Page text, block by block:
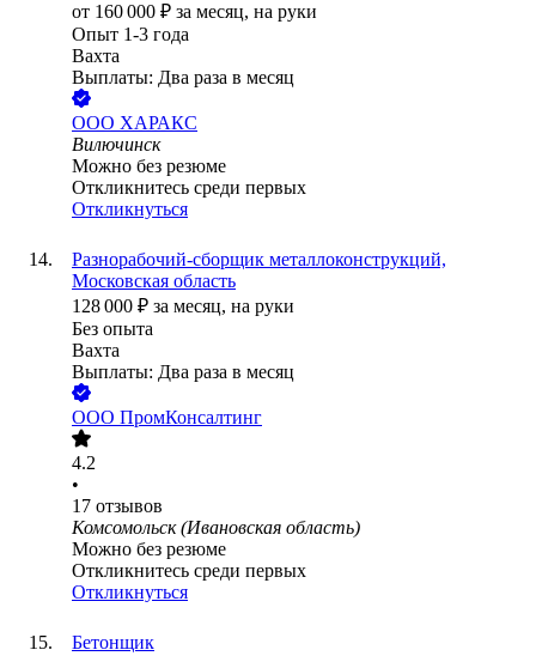
от 160 000 ₽ за месяц, на руки
Опыт 1-3 года
Вахта
Выплаты: Два раза в месяц
ООО ХАРАКС
Вилючинск
Можно без резюме
Откликнитесь среди первых
Откликнуться
Разнорабочий-сборщик металлоконструкций,
Московская область
128 000 ₽ за месяц, на руки
Без опыта
Вахта
Выплаты: Два раза в месяц
ООО ПромКонсалтинг
4.2
•
17 отзывов
Комсомольск (Ивановская область)
Можно без резюме
Откликнитесь среди первых
Откликнуться
Бетонщик